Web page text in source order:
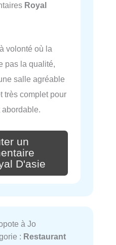
Royal
volonté où la
pas la qualité,
salle agréable
très complet pour
abordable.
un
D'asie
à Jo
: Restaurant